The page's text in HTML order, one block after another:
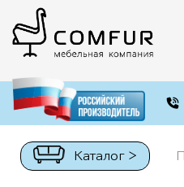
Каталог >